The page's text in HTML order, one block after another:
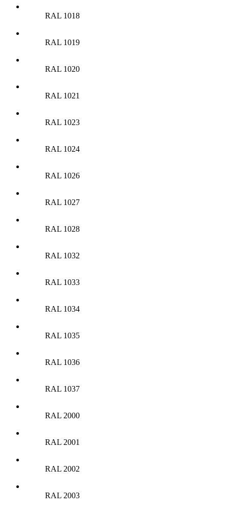
RAL 1018
RAL 1019
RAL 1020
RAL 1021
RAL 1023
RAL 1024
RAL 1026
RAL 1027
RAL 1028
RAL 1032
RAL 1033
RAL 1034
RAL 1035
RAL 1036
RAL 1037
RAL 2000
RAL 2001
RAL 2002
RAL 2003